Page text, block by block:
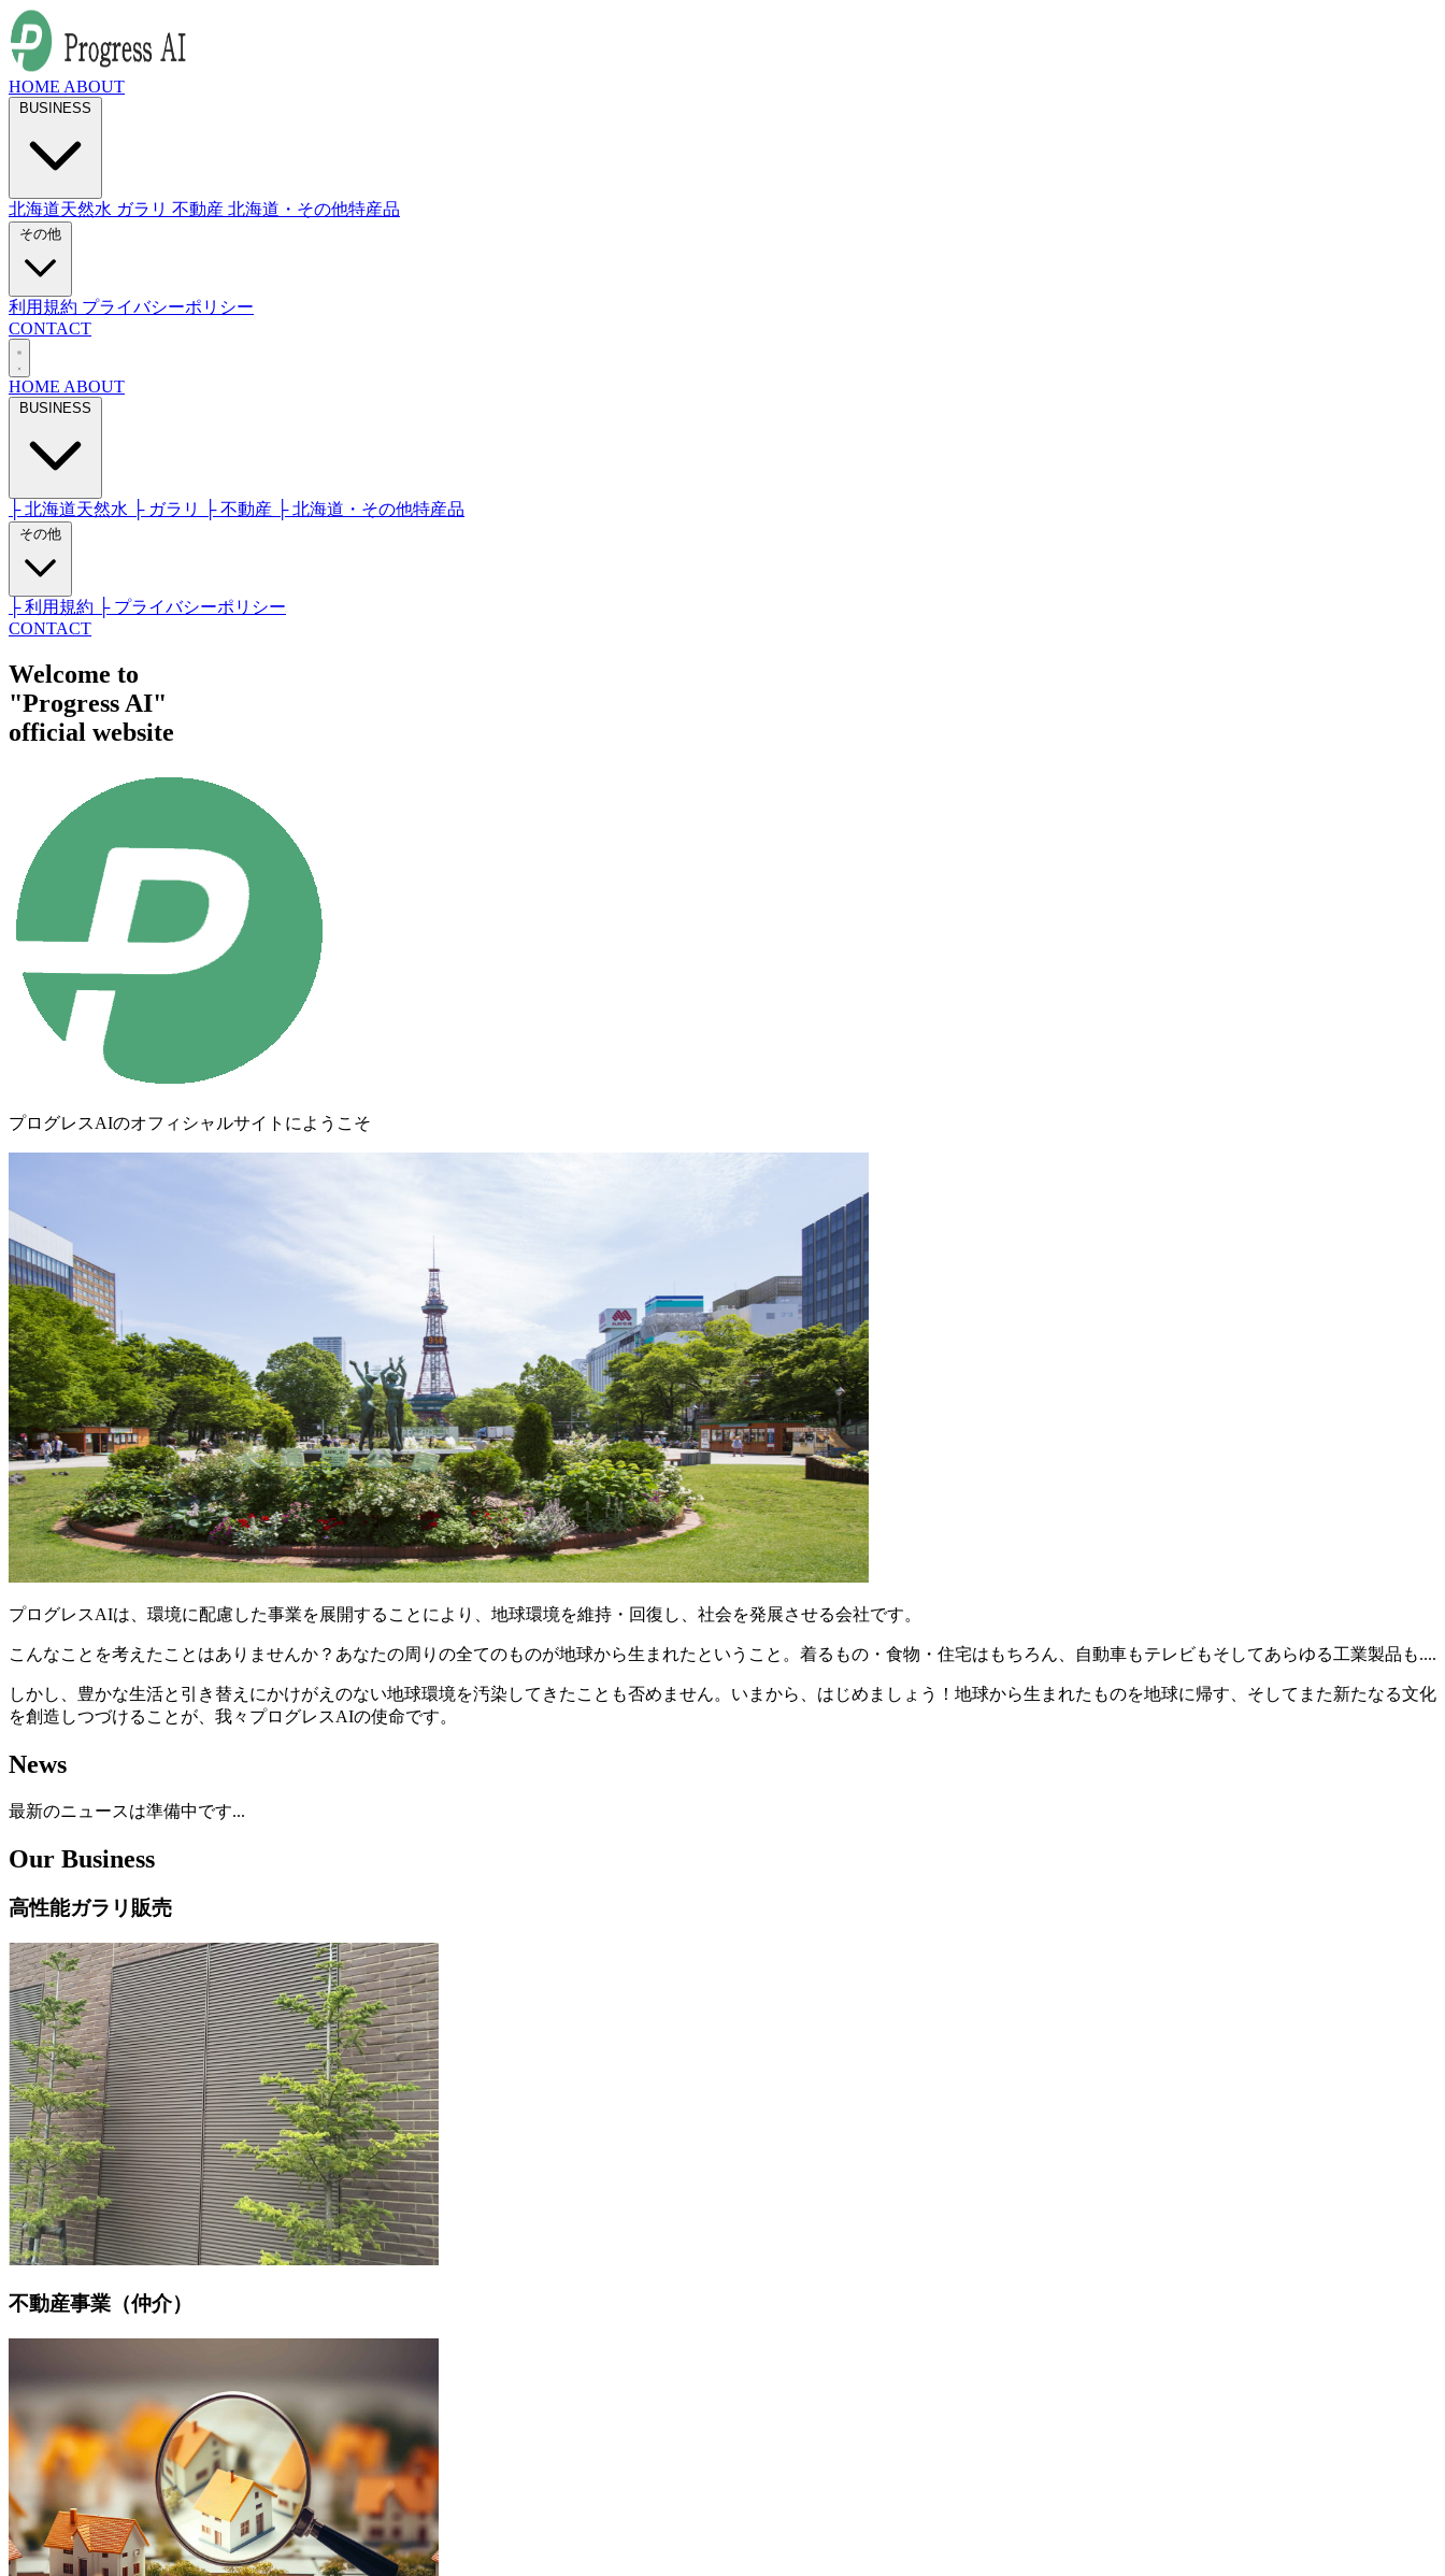
HOME ABOUT
BUSINESS
北海道天然水 ガラリ 不動産 北海道・その他特産品
その他
利用規約 プライバシーポリシー
CONTACT
HOME ABOUT
BUSINESS
├ 北海道天然水 ├ ガラリ ├ 不動産 ├ 北海道・その他特産品
その他
├ 利用規約
├ プライバシーポリシー
CONTACT
Welcome to
"Progress AI"
official website
プログレスAIのオフィシャルサイトにようこそ
プログレスAIは、環境に配慮した事業を展開することにより、地球環境を維持・回復し、社会を発展させる会社です。
こんなことを考えたことはありませんか？あなたの周りの全てのものが地球から生まれたということ。着るもの・食物・住宅はもちろん、自動車もテレビもそしてあらゆる工業製品も....
しかし、豊かな生活と引き替えにかけがえのない地球環境を汚染してきたことも否めません。いまから、はじめましょう！地球から生まれたものを地球に帰す、そしてまた新たなる文化
を創造しつづけることが、我々プログレスAIの使命です。
News
最新のニュースは準備中です...
Our Business
高性能ガラリ販売
不動産事業（仲介）